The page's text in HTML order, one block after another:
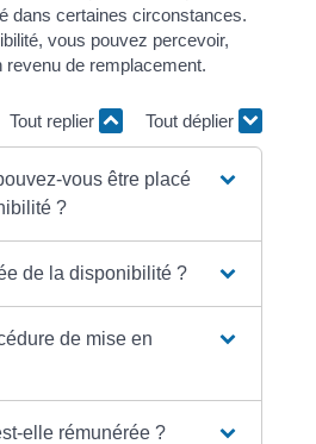
dans certaines circonstances.
vous pouvez percevoir,
de remplacement.
Tout replier Tout déplier
vous être placé
?
de la disponibilité ?
de mise en
elle rémunérée ?